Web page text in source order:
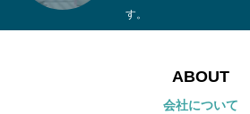
す。
ABOUT
会社について